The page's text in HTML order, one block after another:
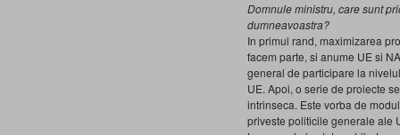
Domnule ministru, care sunt
dumneavoastra?
In primul rand, maximizarea
facem parte, si anume UE si
general de participare la
UE. Apoi, o serie de proiecte
intrinseca. Este vorba de
priveste politicile generale ale